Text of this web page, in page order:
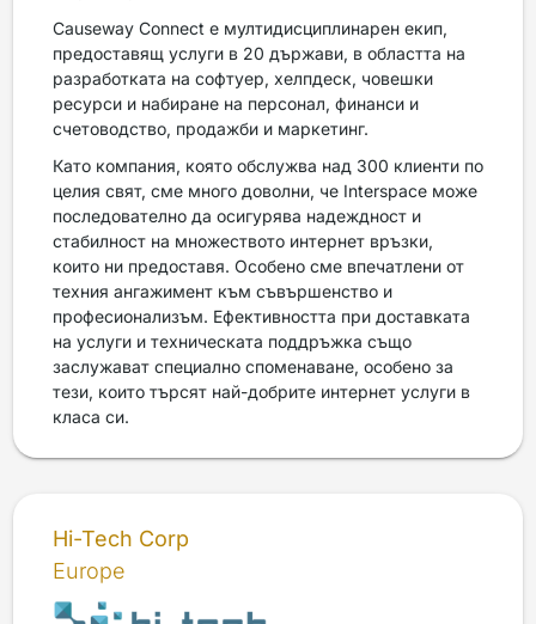
Causeway Connect е мултидисциплинарен екип,
предоставящ услуги в 20 държави, в областта на
разработката на софтуер, хелпдеск, човешки
ресурси и набиране на персонал, финанси и
счетоводство, продажби и маркетинг.
Като компания, която обслужва над 300 клиенти по
целия свят, сме много доволни, че Interspace може
последователно да осигурява надеждност и
стабилност на множеството интернет връзки,
които ни предоставя. Особено сме впечатлени от
техния ангажимент към съвършенство и
професионализъм. Ефективността при доставката
на услуги и техническата поддръжка също
заслужават специално споменаване, особено за
тези, които търсят най-добрите интернет услуги в
класа си.
Hi-Tech Corp
Europe